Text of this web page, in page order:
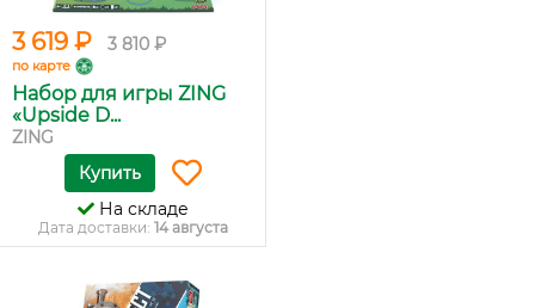
3 619 ₽ 3 810 ₽
по карте
Набор для игры ZING
«Upside D...
ZING
Купить
На складе
Дата доставки: 14 августа